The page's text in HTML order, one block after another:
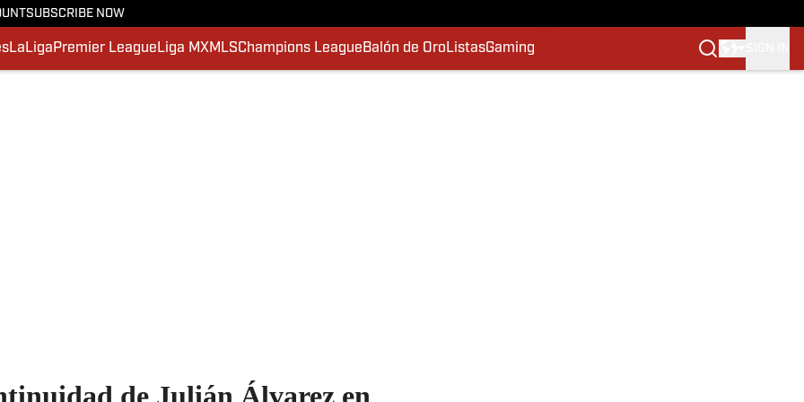
SUBSCRIBE NOW
LaLiga Premier League Liga MXMLSChampions League Balón de Oro ListasGaming